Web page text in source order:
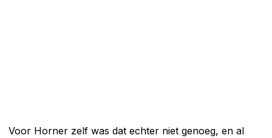
Voor Horner zelf was dat echter niet genoeg, en al